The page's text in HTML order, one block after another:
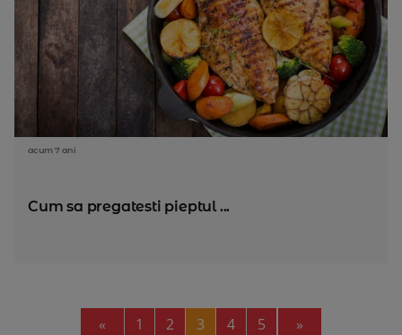
acum 7 ani
Cum sa pregatesti pieptul ...
« Previous
1 2 3 4 5 »